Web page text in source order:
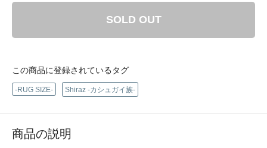
SOLD OUT
この商品に登録されているタグ
-RUG SIZE- Shiraz -カシュガイ族-
商品の説明